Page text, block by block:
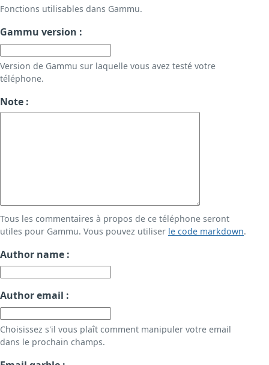
Fonctions utilisables dans Gammu.
Gammu version :
Version de Gammu sur laquelle vous avez testé votre
téléphone.
Note :
Tous les commentaires à propos de ce téléphone seront
utiles pour Gammu. Vous pouvez utiliser le code markdown.
Author name :
Author email :
Choisissez s'il vous plaît comment manipuler votre email
dans le prochain champs.